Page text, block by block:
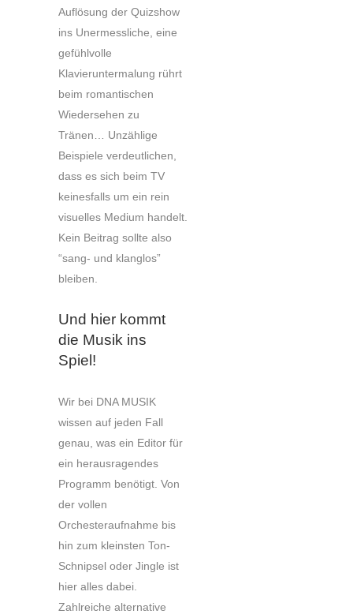
Auflösung der Quizshow
ins Unermessliche, eine
gefühlvolle
Klavieruntermalung rührt
beim romantischen
Wiedersehen zu
Tränen… Unzählige
Beispiele verdeutlichen,
dass es sich beim TV
keinesfalls um ein rein
visuelles Medium handelt.
Kein Beitrag sollte also
“sang- und klanglos”
bleiben.
Und hier kommt
die Musik ins
Spiel!
Wir bei DNA MUSIK
wissen auf jeden Fall
genau, was ein Editor für
ein herausragendes
Programm benötigt. Von
der vollen
Orchesteraufnahme bis
hin zum kleinsten Ton-
Schnipsel oder Jingle ist
hier alles dabei.
Zahlreiche alternative